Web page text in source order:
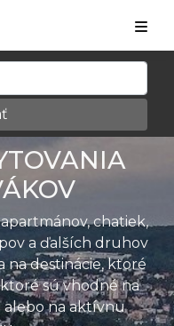
chatiek,
a ďalších druhov
na destinácie, ktoré
sú vhodné na
alebo na aktívnu